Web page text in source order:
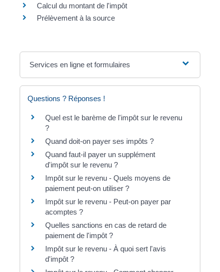
Calcul du montant de l'impôt
Prélèvement à la source
Services en ligne et formulaires
Questions ? Réponses !
Quel est le barème de l'impôt sur le revenu
?
Quand doit-on payer ses impôts ?
Quand faut-il payer un supplément
d'impôt sur le revenu ?
Impôt sur le revenu - Quels moyens de
paiement peut-on utiliser ?
Impôt sur le revenu - Peut-on payer par
acomptes ?
Quelles sanctions en cas de retard de
paiement de l'impôt ?
Impôt sur le revenu - À quoi sert l'avis
d'impôt ?